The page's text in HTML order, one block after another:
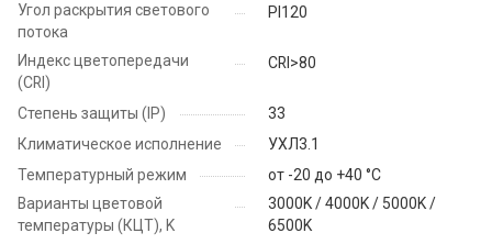
Угол раскрытия светового
потока
PI120
Индекс цветопередачи
(CRI)
CRI>80
Степень защиты (IP)
33
Климатическое исполнение
УХЛ3.1
Температурный режим
от -20 до +40 °C
Варианты цветовой
температуры (КЦТ), K
3000K / 4000K / 5000K /
6500K